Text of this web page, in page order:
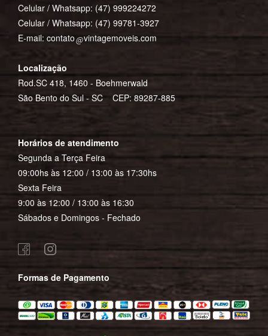
Celular / Whatsapp: (47) 999224272
Celular / Whatsapp: (47) 99781-3927
E-mail: contato vintagemoveis.com
Localização
Rod.SC 418, 1460 - Boehmerwald
São Bento do Sul - SC CEP: 89287-885
Horários de atendimento
Segunda a Terça Feira
09:00hs às 12:00 / 13:00 às 17:30hs
Sexta Feira
9:00 às 12:00 / 13:00 às 16:30
Sábados e Domingos - Fechado
Formas de Pagamento